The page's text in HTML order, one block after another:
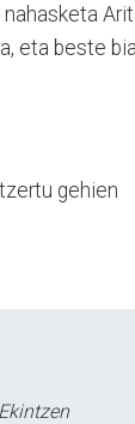
eta beste
gehien